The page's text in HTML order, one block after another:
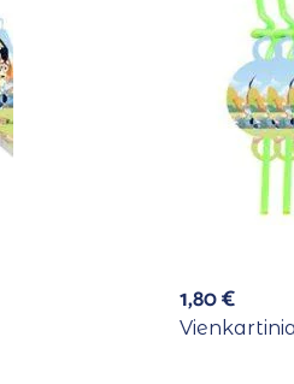
1,80€